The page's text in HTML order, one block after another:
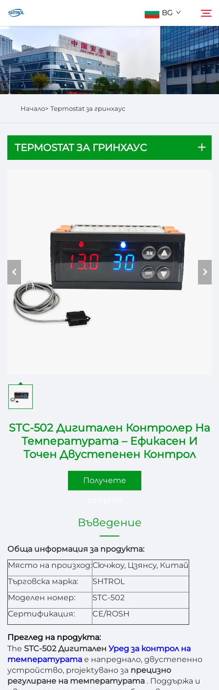
BG
За Нас
Продукти
Търсене
Начало> Терmostat за гринхаус
ТЕРMOSTAT ЗА ГРИНХАУС
STC-502 Дигитален Контролер На
Температурата – Ефикасен И
Точен Двустепенен Контрол
Получете
Въведение
Обща информация за продукта:
Място на произход:Сючжоу, Цзянсу, Китай
Търговска марка:
SHTROL
Моделен номер:
STC-502
Сертификация:
CE/ROSH
Преглед на продукта:
The STC-502 Дигитален Уред за контрол на
температурата е напреднало, двустепенно
устройство, projektувано за прецизно
регулиране на температурата . Поддържа и